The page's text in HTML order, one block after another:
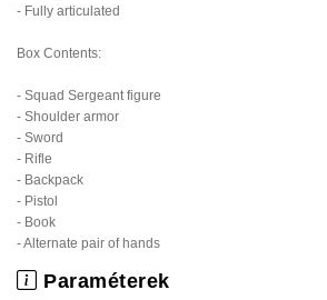
- Fully articulated
Box Contents:
- Squad Sergeant figure
- Shoulder armor
- Sword
- Rifle
- Backpack
- Pistol
- Book
- Alternate pair of hands
Paraméterek